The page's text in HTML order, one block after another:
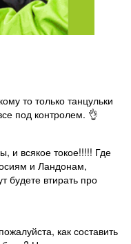
то только танцульки
под контролем. 👌
и всякое токое!!!!! Где
и Ландонам,
будете втирать про
как составить